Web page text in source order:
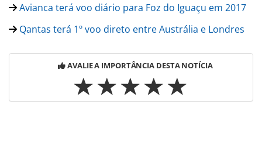
Avianca terá voo diário para Foz do Iguaçu em 2017
Qantas terá 1º voo direto entre Austrália e Londres
AVALIE A IMPORTÂNCIA DESTA NOTÍCIA